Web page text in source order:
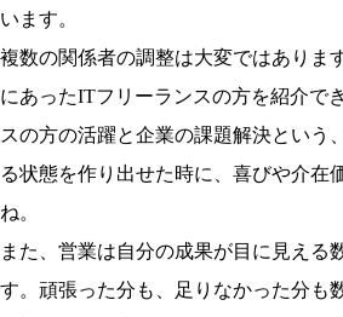
います。
複数の関係者の調整は大変ではありま
にあったITフリーランスの方を紹介で
スの方の活躍と企業の課題解決という
る状態を作り出せた時に、喜びや介在
ね。
また、営業は自分の成果が目に見える
す。頑張った分も、足りなかった分も